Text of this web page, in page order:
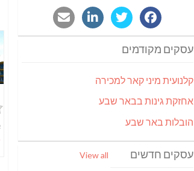
עסקים מקודמים
קלנועית מיני קאר למכירה
אחזקת גינות בבאר שבע
הובלות באר שבע
עסקים חדשים View all